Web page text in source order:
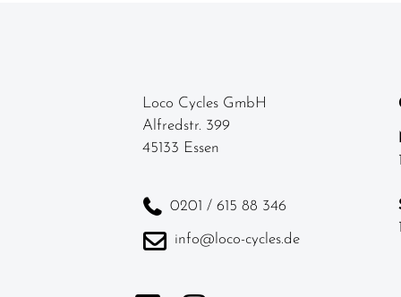
Loco Cycles GmbH
Alfredstr. 399
45133 Essen
0201 / 615 88 346
info@loco-cycles.de